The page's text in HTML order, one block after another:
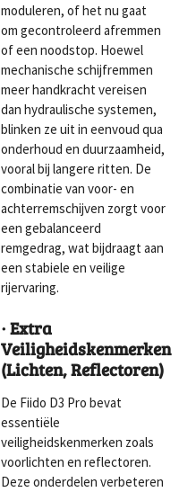
moduleren, of het nu gaat
om gecontroleerd afremmen
of een noodstop. Hoewel
mechanische schijfremmen
meer handkracht vereisen
dan hydraulische systemen,
blinken ze uit in eenvoud qua
onderhoud en duurzaamheid,
vooral bij langere ritten. De
combinatie van voor- en
achterremschijven zorgt voor
een gebalanceerd
remgedrag, wat bijdraagt aan
een stabiele en veilige
rijervaring.
· Extra
Veiligheidskenmerken
(Lichten, Reflectoren)
De Fiido D3 Pro bevat
essentiële
veiligheidskenmerken zoals
voorlichten en reflectoren.
Deze onderdelen verbeteren